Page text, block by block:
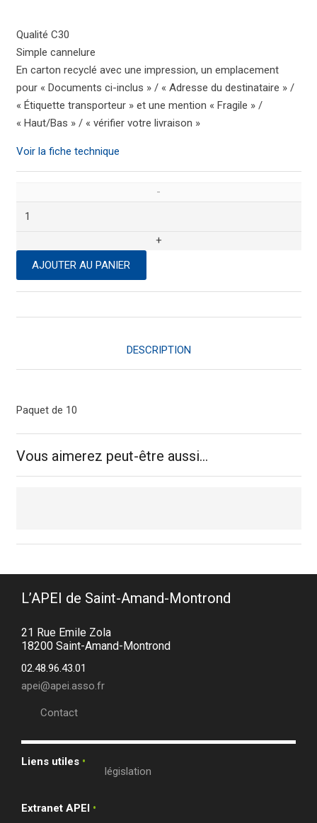
Qualité C30
Simple cannelure
En carton recyclé avec une impression, un emplacement
pour « Documents ci-inclus » / « Adresse du destinataire » /
« Étiquette transporteur » et une mention « Fragile » /
« Haut/Bas » / « vérifier votre livraison »
Voir la fiche technique
quantité
d'expédition
480
340
mm
AJOUTER AU PANIER
DESCRIPTION
Paquet de 10
Vous aimerez peut-être aussi…
L’APEI de Saint-Amand-Montrond
21 Rue Emile Zola
18200 Saint-Amand-Montrond
02.48.96.43.01
apei@apei.asso.fr
Contact
législation
Liens utiles •
Extranet APEI •